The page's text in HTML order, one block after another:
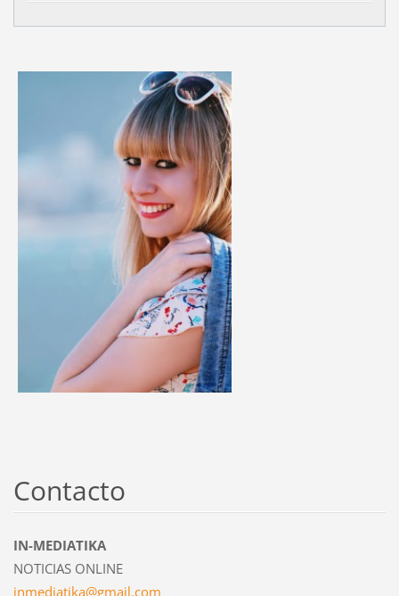
Contacto
IN-MEDIATIKA
NOTICIAS ONLINE
inmediatika@gmail.com